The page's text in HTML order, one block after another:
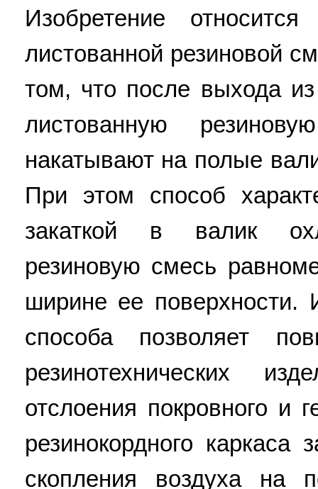
Изобретение
листованной резиновой
том, что после выхода
листованную
накатывают на полые
При этом способ
закаткой в валик
резиновую смесь
ширине ее поверхности.
способа позволяет
резинотехнических
отслоения покровного и
резинокордного каркаса
скопления воздуха на